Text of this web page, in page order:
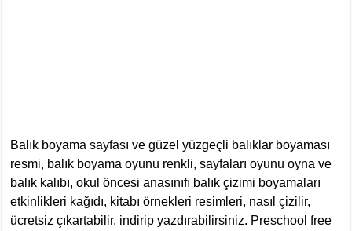
Balık boyama sayfası ve güzel yüzgeçli balıklar boyaması
resmi, balık boyama oyunu renkli, sayfaları oyunu oyna ve
balık kalıbı, okul öncesi anasınıfı balık çizimi boyamaları
etkinlikleri kağıdı, kitabı örnekleri resimleri, nasıl çizilir,
ücretsiz çıkartabilir, indirip yazdırabilirsiniz. Preschool free